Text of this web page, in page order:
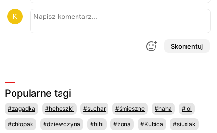
Skomentuj
Popularne tagi
#zagadka #heheszki #suchar #śmieszne #haha #lol
#chłopak #dziewczyna #hihi #żona #Kubica #siusiak